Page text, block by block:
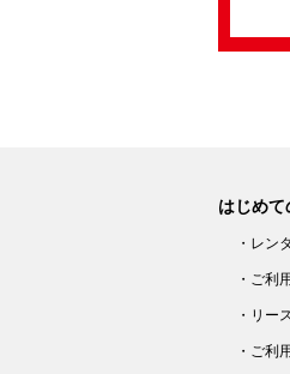
はじめて
・レン
・ご利
・リー
・ご利